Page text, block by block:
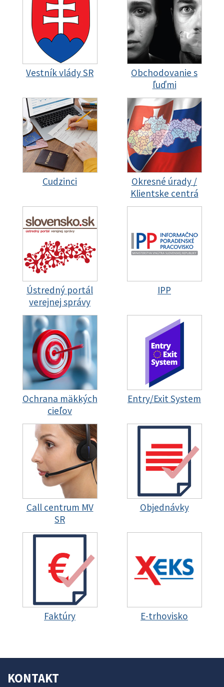
Vestník vlády SR
Obchodovanie s
ľuďmi
Cudzinci
Okresné úrady /
Klientske centrá
Ústredný portál
verejnej správy
IPP
Ochrana mäkkých
cieľov
Entry/Exit System
Call centrum MV
SR
Objednávky
Faktúry E-trhovisko
KONTAKT